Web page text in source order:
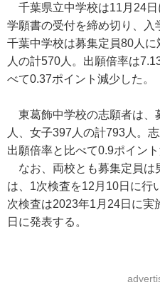
千葉県立中学校は11月24日
学願書の受付を締め切り、入
千葉中学校は募集定員80人
人の計570人。出願倍率は
べて0.37ポイント減少した。
東葛飾中学校の志願者は、
人、女子397人の計793人。
出願倍率と比べて0.9ポイント
なお、両校とも募集定員は
は、1次検査を12月10日に行
次検査は2023年1月24日に実
日に発表する。